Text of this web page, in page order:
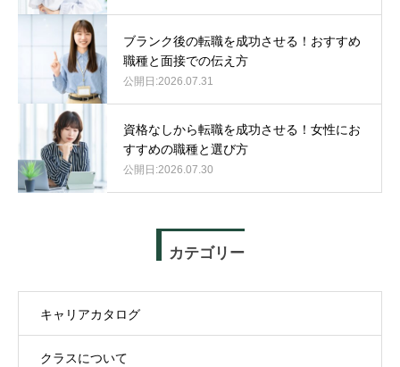
ブランク後の転職を成功させる！おすすめ
職種と面接での伝え方
2026.07.31
資格なしから転職を成功させる！女性にお
すすめの職種と選び方
2026.07.30
カテゴリー
キャリアカタログ
クラスについて